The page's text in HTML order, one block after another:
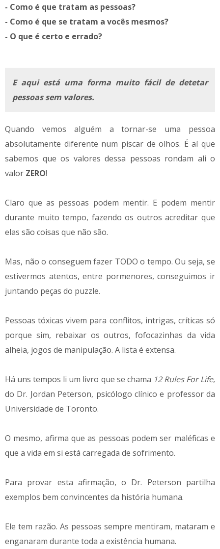
- Como é que tratam as pessoas?
- Como é que se tratam a vocês mesmos?
- O que é certo e errado?
E aqui está uma forma muito fácil de detetar
pessoas sem valores.
Quando vemos alguém a tornar-se uma pessoa
absolutamente diferente num piscar de olhos. É aí que
sabemos que os valores dessa pessoas rondam ali o
valor ZERO!
Claro que as pessoas podem mentir. E podem mentir
durante muito tempo, fazendo os outros acreditar que
elas são coisas que não são.
Mas, não o conseguem fazer TODO o tempo. Ou seja, se
estivermos atentos, entre pormenores, conseguimos ir
juntando peças do puzzle.
Pessoas tóxicas vivem para conflitos, intrigas, críticas só
porque sim, rebaixar os outros, fofocazinhas da vida
alheia, jogos de manipulação. A lista é extensa.
Há uns tempos li um livro que se chama 12 Rules For Life,
do Dr. Jordan Peterson, psicólogo clínico e professor da
Universidade de Toronto.
O mesmo, afirma que as pessoas podem ser maléficas e
que a vida em si está carregada de sofrimento.
Para provar esta afirmação, o Dr. Peterson partilha
exemplos bem convincentes da história humana.
Ele tem razão. As pessoas sempre mentiram, mataram e
enganaram durante toda a existência humana.